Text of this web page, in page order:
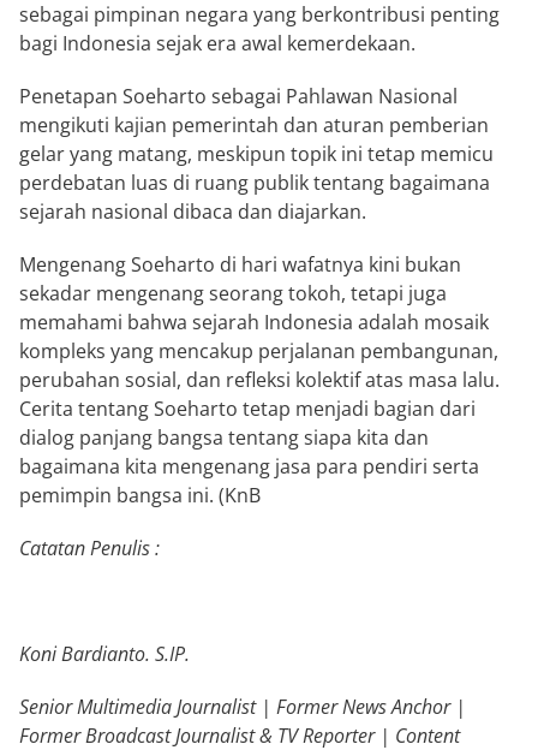
sebagai pimpinan negara yang berkontribusi penting
bagi Indonesia sejak era awal kemerdekaan.
Penetapan Soeharto sebagai Pahlawan Nasional
mengikuti kajian pemerintah dan aturan pemberian
gelar yang matang, meskipun topik ini tetap memicu
perdebatan luas di ruang publik tentang bagaimana
sejarah nasional dibaca dan diajarkan.
Mengenang Soeharto di hari wafatnya kini bukan
sekadar mengenang seorang tokoh, tetapi juga
memahami bahwa sejarah Indonesia adalah mosaik
kompleks yang mencakup perjalanan pembangunan,
perubahan sosial, dan refleksi kolektif atas masa lalu.
Cerita tentang Soeharto tetap menjadi bagian dari
dialog panjang bangsa tentang siapa kita dan
bagaimana kita mengenang jasa para pendiri serta
pemimpin bangsa ini. (KnB
Catatan Penulis :
Koni Bardianto. S.IP.
Senior Multimedia Journalist | Former News Anchor |
Former Broadcast Journalist & TV Reporter | Content